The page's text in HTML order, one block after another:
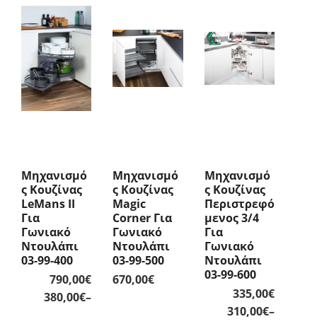
Μηχανισμό
Σ Κουζίνας
LeMans II
Για
Γωνιακό
Ντουλάπι
03-99-400
380,00€–
790,00€
Price
Μηχανισμό
Σ Κουζίνας
Magic
Corner Για
Γωνιακό
Ντουλάπι
03-99-500
670,00€
Μηχανισμό
Σ Κουζίνας
Περιστρεφό
Μενος 3/4
Για
Γωνιακό
Ντουλάπι
03-99-600
310,00€–
335,00€
Price